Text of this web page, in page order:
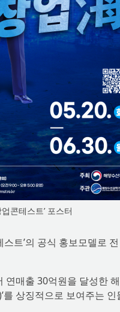
콘테스트’ 포스터
트’의 공식 홍보모델로
매출 30억원을 달성한
를 상징적으로 보여주는 인